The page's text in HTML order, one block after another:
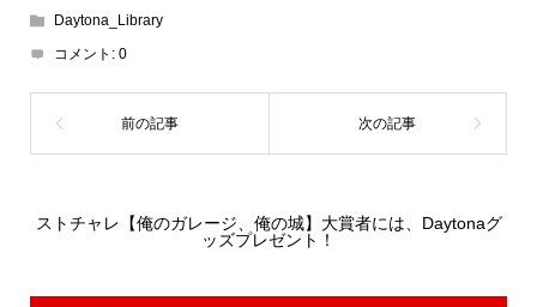
Daytona_Library
コメント: 0
ストチャレ【俺のガレージ、俺の城】大賞者には、Daytonaグ
ッズプレゼント！